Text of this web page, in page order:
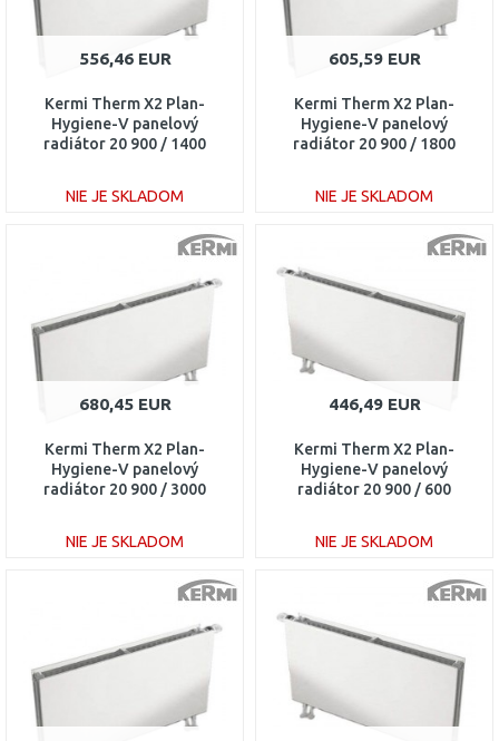
556,46 EUR
Kermi Therm X2 Plan-
Hygiene-V panelový
radiátor 20 900 / 1400
NIE JE SKLADOM
DO KOŠÍKA
605,59 EUR
Kermi Therm X2 Plan-
Hygiene-V panelový
radiátor 20 900 / 1800
NIE JE SKLADOM
DO KOŠÍKA
Porovnať
680,45 EUR
Kermi Therm X2 Plan-
Hygiene-V panelový
radiátor 20 900 / 3000
NIE JE SKLADOM
DO KOŠÍKA
446,49 EUR
Kermi Therm X2 Plan-
Hygiene-V panelový
radiátor 20 900 / 600
NIE JE SKLADOM
DO KOŠÍKA
Porovnať